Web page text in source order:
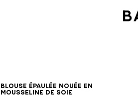
Blouse épaulée nouée en
mousseline de soie
34363840 42